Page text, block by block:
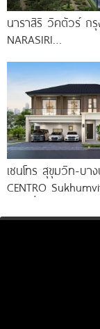
นาราสิริ วิคตัวร์ ก
NARASIRI
บ้านเดี่ยวหรูโครงกา
แสนสิริ แรงบันดาลใ
เซนโทร สุขุมวิท-บา
CENTRO
ถนนสุขุมวิท และรถ